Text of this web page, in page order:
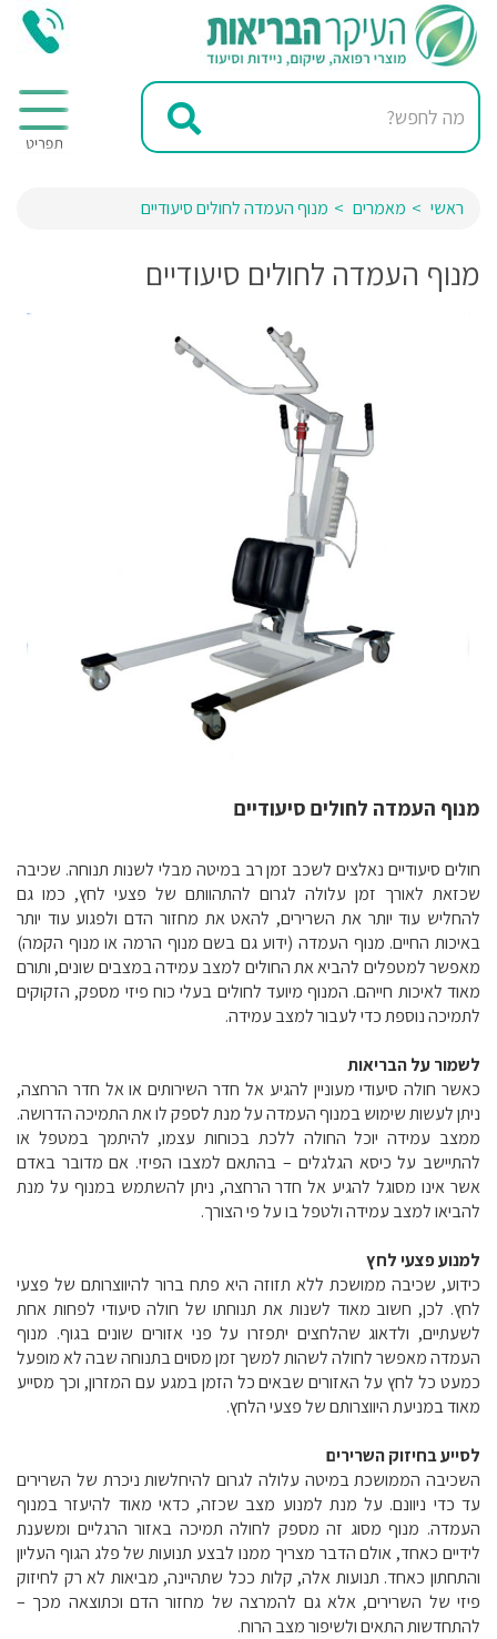
ראשי מאמרים מנוף העמדה לחולים סיעודיים
מנוף העמדה לחולים סיעודיים
מנוף העמדה לחולים סיעודיים
חולים סיעודיים נאלצים לשכב זמן רב במיטה מבלי לשנות תנוחה. שכיבה
שכזאת לאורך זמן עלולה לגרום להתהוותם של פצעי לחץ, כמו גם
להחליש עוד יותר את השרירים, להאט את מחזור הדם ולפגוע עוד יותר
באיכות החיים. מנוף העמדה (ידוע גם בשם מנוף הרמה או מנוף הקמה)
מאפשר למטפלים להביא את החולים למצב עמידה במצבים שונים, ותורם
מאוד לאיכות חייהם. המנוף מיועד לחולים בעלי כוח פיזי מספק, הזקוקים
לתמיכה נוספת כדי לעבור למצב עמידה.
לשמור על הבריאות
כאשר חולה סיעודי מעוניין להגיע אל חדר השירותים או אל חדר הרחצה,
ניתן לעשות שימוש במנוף העמדה על מנת לספק לו את התמיכה הדרושה.
ממצב עמידה יוכל החולה ללכת בכוחות עצמו, להיתמך במטפל או
להתיישב על כיסא הגלגלים – בהתאם למצבו הפיזי. אם מדובר באדם
אשר אינו מסוגל להגיע אל חדר הרחצה, ניתן להשתמש במנוף על מנת
להביאו למצב עמידה ולטפל בו על פי הצורך.
למנוע פצעי לחץ
כידוע, שכיבה ממושכת ללא תזוזה היא פתח ברור להיווצרותם של פצעי
לחץ. לכן, חשוב מאוד לשנות את תנוחתו של חולה סיעודי לפחות אחת
לשעתיים, ולדאוג שהלחצים יתפזרו על פני אזורים שונים בגוף. מנוף
העמדה מאפשר לחולה לשהות למשך זמן מסוים בתנוחה שבה לא מופעל
כמעט כל לחץ על האזורים שבאים כל הזמן במגע עם המזרון, וכך מסייע
מאוד במניעת היווצרותם של פצעי הלחץ.
לסייע בחיזוק השרירים
השכיבה הממושכת במיטה עלולה לגרום להיחלשות ניכרת של השרירים
עד כדי ניוונם. על מנת למנוע מצב שכזה, כדאי מאוד להיעזר במנוף
העמדה. מנוף מסוג זה מספק לחולה תמיכה באזור הרגליים ומשענת
לידיים כאחד, אולם הדבר מצריך ממנו לבצע תנועות של פלג הגוף העליון
והתחתון כאחד. תנועות אלה, קלות ככל שתהיינה, מביאות לא רק לחיזוק
פיזי של השרירים, אלא גם להמרצה של מחזור הדם וכתוצאה מכך –
להתחדשות התאים ולשיפור מצב הרוח.